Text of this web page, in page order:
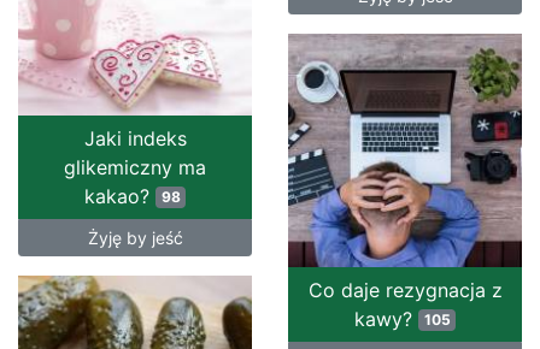
Jaki indeks
glikemiczny ma
kakao?
98
Żyję by jeść
Co daje rezygnacja z
kawy?
105